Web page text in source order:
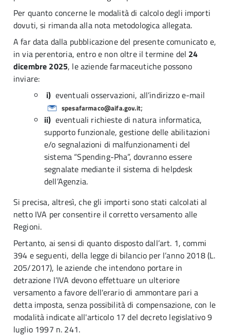
Per quanto concerne le modalità di calcolo degli importi
dovuti, si rimanda alla nota metodologica allegata.
A far data dalla pubblicazione del presente comunicato e,
in via perentoria, entro e non oltre il termine del 24
dicembre 2025, le aziende farmaceutiche possono
inviare:
i) eventuali osservazioni, all’indirizzo e-mail
spesafarmaco@aifa.gov.it;
ii) eventuali richieste di natura informatica,
supporto funzionale, gestione delle abilitazioni
e/o segnalazioni di malfunzionamenti del
sistema “Spending-Pha”, dovranno essere
segnalate mediante il sistema di helpdesk
dell’Agenzia.
Si precisa, altresì, che gli importi sono stati calcolati al
netto IVA per consentire il corretto versamento alle
Regioni.
Pertanto, ai sensi di quanto disposto dall’art. 1, commi
394 e seguenti, della legge di bilancio per l’anno 2018 (L.
205/2017), le aziende che intendono portare in
detrazione l’IVA devono effettuare un ulteriore
versamento a favore dell'erario di ammontare pari a
detta imposta, senza possibilità di compensazione, con le
modalità indicate all'articolo 17 del decreto legislativo 9
luglio 1997 n. 241.